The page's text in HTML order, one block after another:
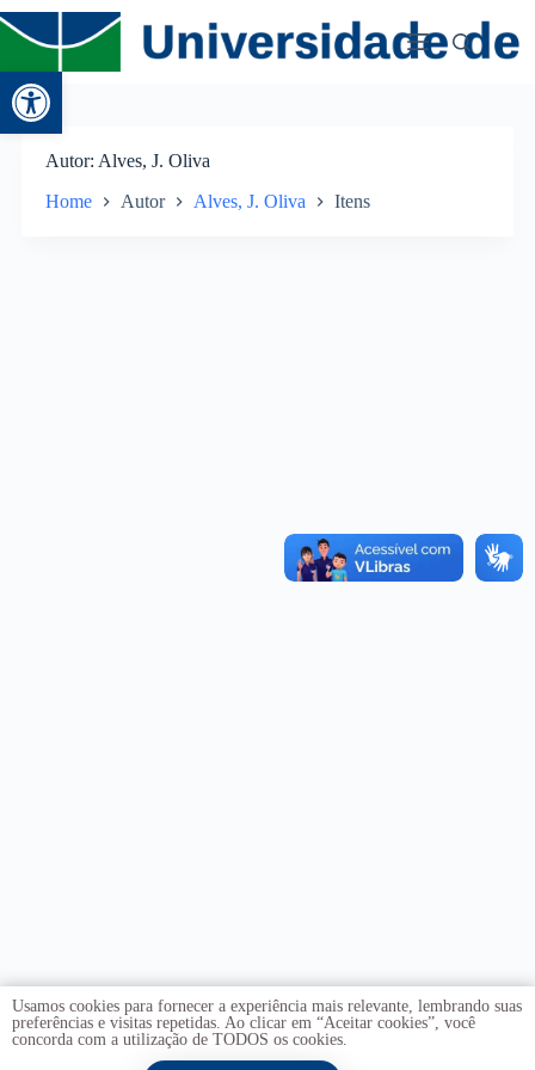
Abrir a barra de ferramentas
Autor Alves, J. Oliva
Home Autor Alves, J. Oliva Itens
Usamos cookies para fornecer a experiência mais relevante, lembrando suas
preferências e visitas repetidas. Ao clicar em “Aceitar cookies”, você
concorda com a utilização de TODOS os cookies.